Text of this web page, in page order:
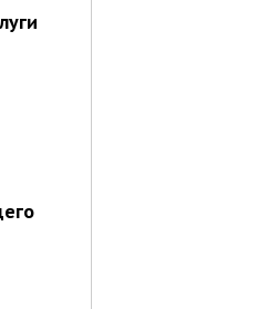
главы администрации
управление
управлении
по организационно-
работе